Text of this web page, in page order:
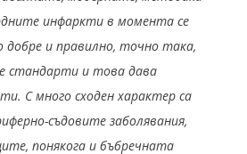
инфаркти в момента се
добре и правилно, точно така,
стандарти и това дава
С много сходен характер са
съдовите заболявания,
понякога и бъбречната